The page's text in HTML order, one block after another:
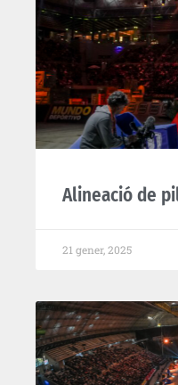
Alineació de
21 gener, 2025